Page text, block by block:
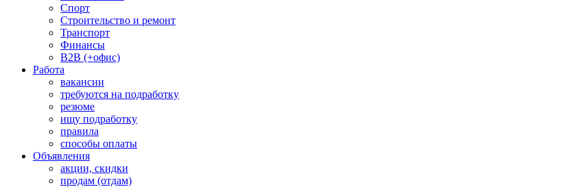
Спорт
Строительство и ремонт
Транспорт
Финансы
B2B (+офис)
Работа
вакансии
требуются на подработку
резюме
ищу подработку
правила
способы оплаты
Объявления
акции, скидки
продам (отдам)